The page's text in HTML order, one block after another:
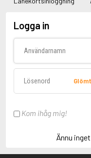
Logga in
Kom ihåg mig!
Ännu